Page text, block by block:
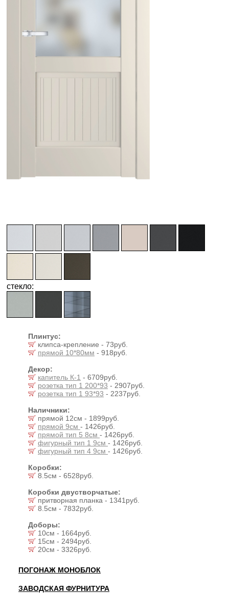
стекло:
Плинтус:
клипса-крепление - 73руб.
прямой 10*80мм - 918руб.
Декор:
капитель К-1 - 6709руб.
розетка тип 1 200*93 - 2907руб.
розетка тип 1 93*93 - 2237руб.
Наличники:
прямой 12см - 1899руб.
прямой 9см - 1426руб.
прямой тип 5 8см - 1426руб.
фигурный тип 1 9см - 1426руб.
фигурный тип 4 9см - 1426руб.
Коробки:
8.5см - 6528руб.
Коробки двустворчатые:
притворная планка - 1341руб.
8.5см - 7832руб.
Доборы:
10см - 1664руб.
15см - 2494руб.
20см - 3326руб.
ПОГОНАЖ МОНОБЛОК
ЗАВОДСКАЯ ФУРНИТУРА